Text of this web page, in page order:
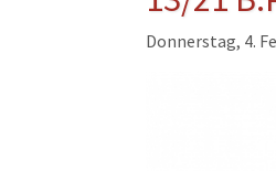
Donnerstag, 4.